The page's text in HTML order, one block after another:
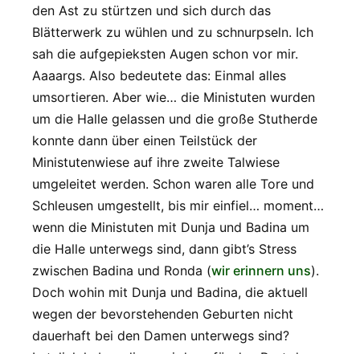
den Ast zu stürtzen und sich durch das
Blätterwerk zu wühlen und zu schnurpseln. Ich
sah die aufgepieksten Augen schon vor mir.
Aaaargs. Also bedeutete das: Einmal alles
umsortieren. Aber wie… die Ministuten wurden
um die Halle gelassen und die große Stutherde
konnte dann über einen Teilstück der
Ministutenwiese auf ihre zweite Talwiese
umgeleitet werden. Schon waren alle Tore und
Schleusen umgestellt, bis mir einfiel… moment…
wenn die Ministuten mit Dunja und Badina um
die Halle unterwegs sind, dann gibt’s Stress
zwischen Badina und Ronda (wir erinnern uns).
Doch wohin mit Dunja und Badina, die aktuell
wegen der bevorstehenden Geburten nicht
dauerhaft bei den Damen unterwegs sind?